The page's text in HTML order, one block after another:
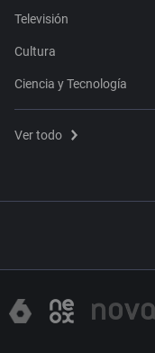
Televisión
Cultura
Ciencia y Tecnología
Ver todo